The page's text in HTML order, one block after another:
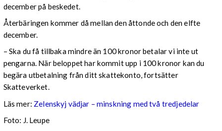
december på beskedet.
Återbäringen kommer då mellan den åttonde och den elfte
december.
– Ska du få tillbaka mindre än 100 kronor betalar vi inte ut
pengarna. När beloppet har kommit upp i 100 kronor kan du
begära utbetalning från ditt skattekonto, fortsätter
Skatteverket.
Läs mer: Zelenskyj vädjar – minskning med två tredjedelar
Foto: J. Leupe